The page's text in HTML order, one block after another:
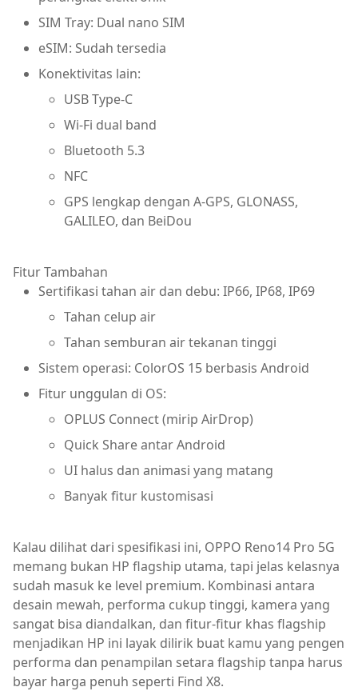
SIM Tray: Dual nano SIM
eSIM: Sudah tersedia
Konektivitas lain:
USB Type-C
Wi-Fi dual band
Bluetooth 5.3
NFC
GPS lengkap dengan A-GPS, GLONASS,
GALILEO, dan BeiDou
Fitur Tambahan
Sertifikasi tahan air dan debu: IP66, IP68, IP69
Tahan celup air
Tahan semburan air tekanan tinggi
Sistem operasi: ColorOS 15 berbasis Android
Fitur unggulan di OS:
OPLUS Connect (mirip AirDrop)
Quick Share antar Android
UI halus dan animasi yang matang
Banyak fitur kustomisasi
Kalau dilihat dari spesifikasi ini, OPPO Reno14 Pro 5G
memang bukan HP flagship utama, tapi jelas kelasnya
sudah masuk ke level premium. Kombinasi antara
desain mewah, performa cukup tinggi, kamera yang
sangat bisa diandalkan, dan fitur-fitur khas flagship
menjadikan HP ini layak dilirik buat kamu yang pengen
performa dan penampilan setara flagship tanpa harus
bayar harga penuh seperti Find X8.